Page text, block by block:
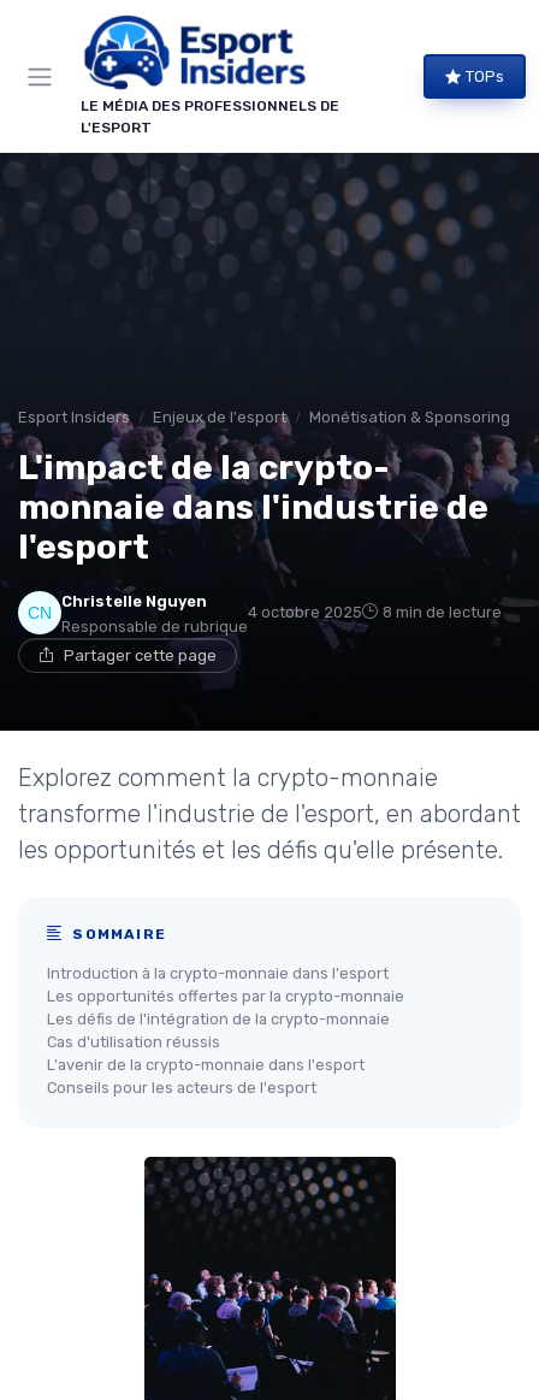
LE MÉDIA DES PROFESSIONNELS DE
L'ESPORT
TOPs
Esport Insiders Enjeux de l'esport Monétisation & Sponsoring
L'impact de la crypto-
monnaie dans l'industrie de
l'esport
Christelle Nguyen
Responsable de rubrique
4 octobre 2025 8 min de lecture
Partager cette page
Explorez comment la crypto-monnaie
transforme l'industrie de l'esport, en abordant
les opportunités et les défis qu'elle présente.
SOMMAIRE
Introduction à la crypto-monnaie dans l'esport
Les opportunités offertes par la crypto-monnaie
Les défis de l'intégration de la crypto-monnaie
Cas d'utilisation réussis
L'avenir de la crypto-monnaie dans l'esport
Conseils pour les acteurs de l'esport
Panneau de gestion des cookies